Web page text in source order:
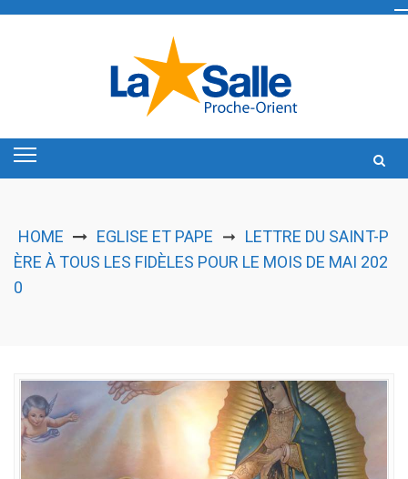
HOME EGLISE ET PAPE ➞ LETTRE DU SAINT-P
ÈRE À TOUS LES FIDÈLES POUR LE MOIS DE MAI 202
0